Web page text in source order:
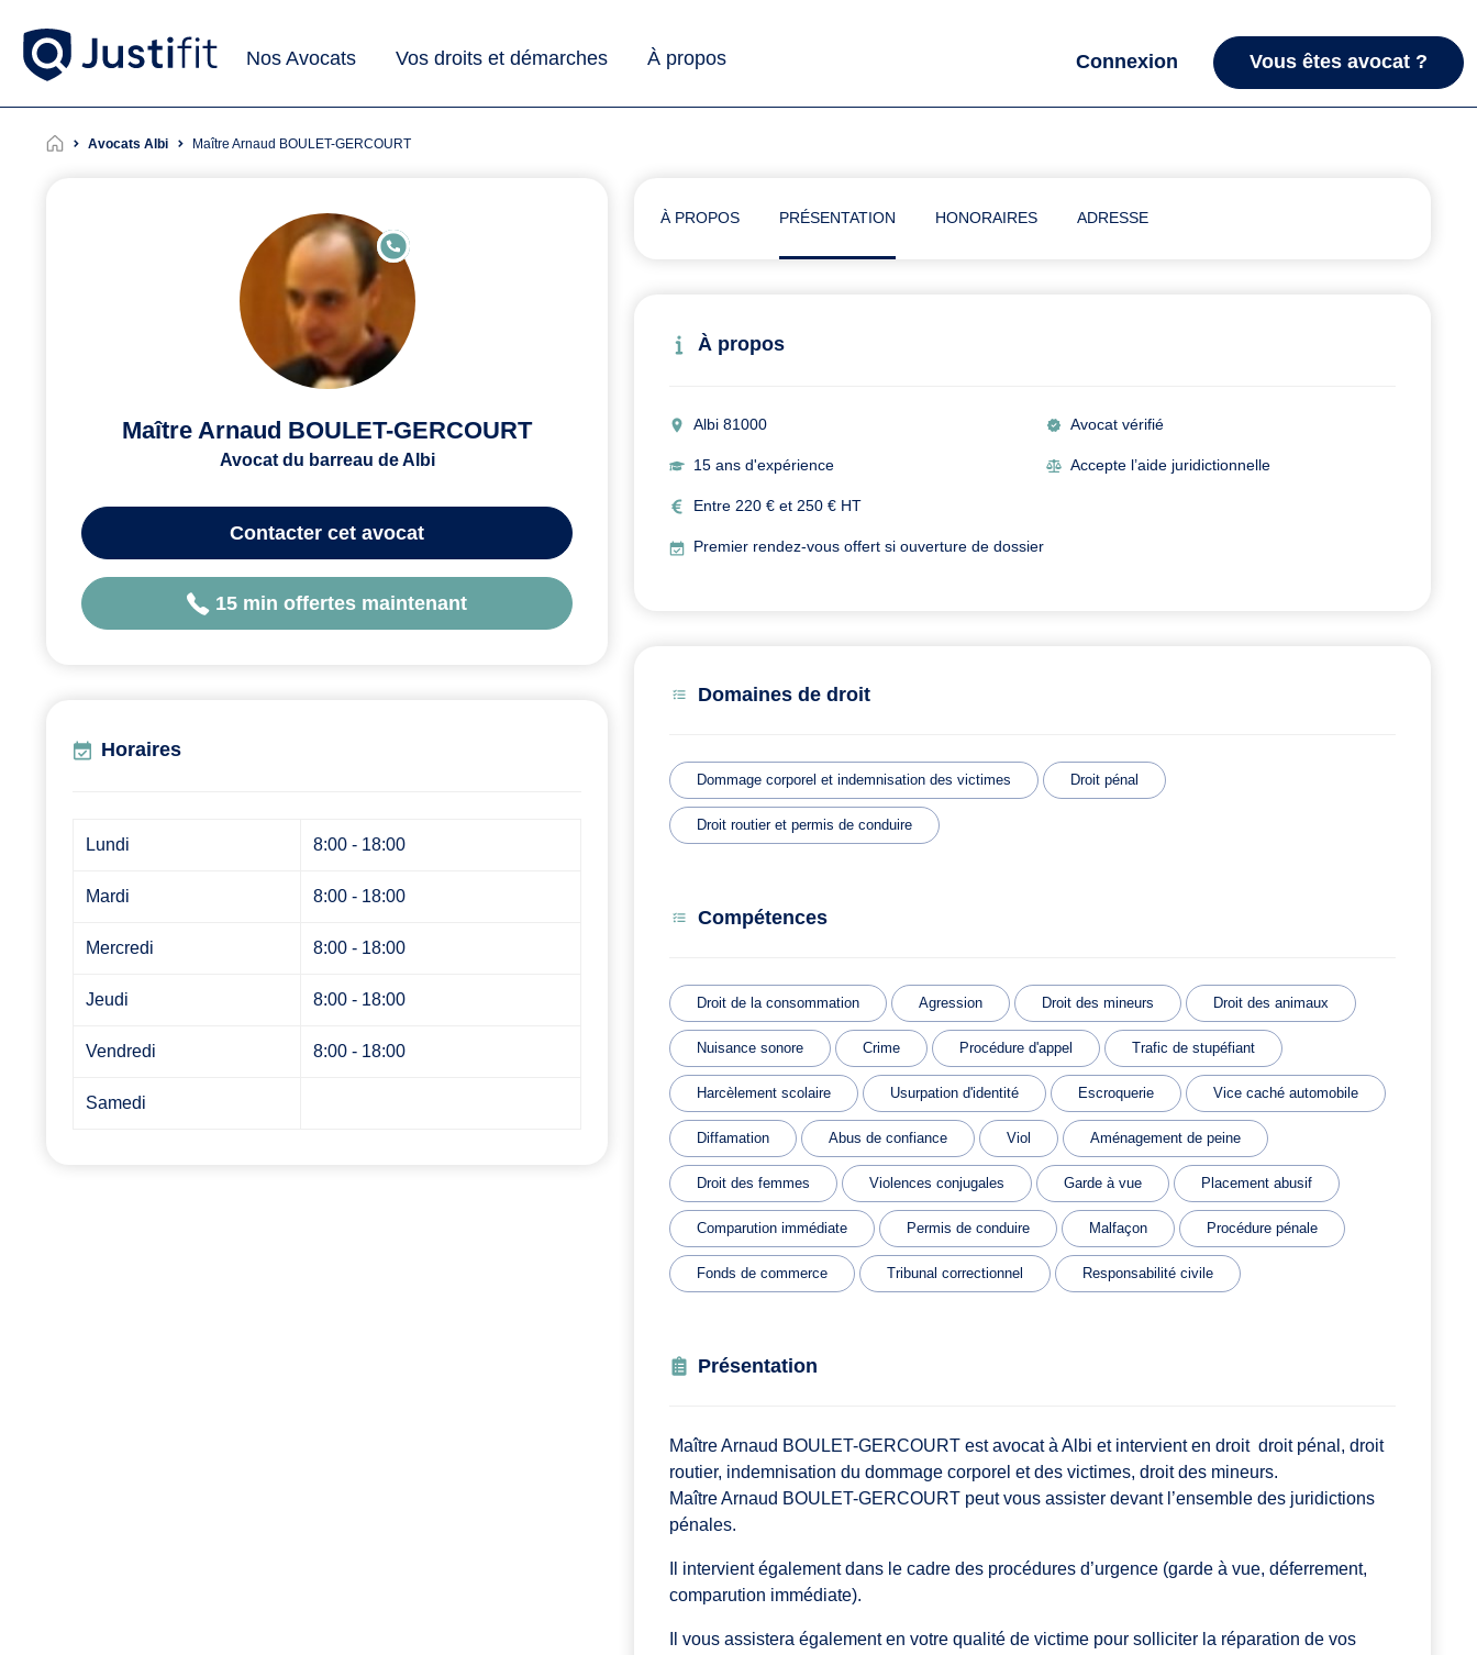
Nos Avocats Vos droits et démarches À propos Connexion Vous êtes avocat ?
Avocats Albi Maître Arnaud BOULET-GERCOURT
E
N
Maître Arnaud BOULET-GERCOURT
Avocat du barreau de Albi
Contacter cet avocat
15 min offertes maintenant
Horaires
Lundi 8:00 - 18:00
Mardi 8:00 - 18:00
Mercredi 8:00 - 18:00
Jeudi 8:00 - 18:00
Vendredi 8:00 - 18:00
Samedi
À PROPOS PRÉSENTATION HONORAIRES ADRESSE
À propos
Albi 81000 Avocat vérifié
15 ans d'expérience Accepte l’aide juridictionnelle
Entre 220 € et 250 € HT
Premier rendez-vous offert si ouverture de dossier
Domaines de droit
Dommage corporel et indemnisation des victimes Droit pénal
Droit routier et permis de conduire
Compétences
Droit de la consommation Agression Droit des mineurs Droit des animaux
Nuisance sonore Crime Procédure d'appel Trafic de stupéfiant
Harcèlement scolaire Usurpation d'identité Escroquerie Vice caché automobile
Diffamation Abus de confiance Viol Aménagement de peine
Droit des femmes Violences conjugales Garde à vue Placement abusif
Comparution immédiate Permis de conduire Malfaçon Procédure pénale
Fonds de commerce Tribunal correctionnel Responsabilité civile
Présentation
Maître Arnaud BOULET-GERCOURT est avocat à Albi et intervient en droit droit pénal, droit
routier, indemnisation du dommage corporel et des victimes, droit des mineurs.
Maître Arnaud BOULET-GERCOURT peut vous assister devant l’ensemble des juridictions
pénales.
Il intervient également dans le cadre des procédures d’urgence (garde à vue, déferrement,
comparution immédiate).
Il vous assistera également en votre qualité de victime pour solliciter la réparation de vos